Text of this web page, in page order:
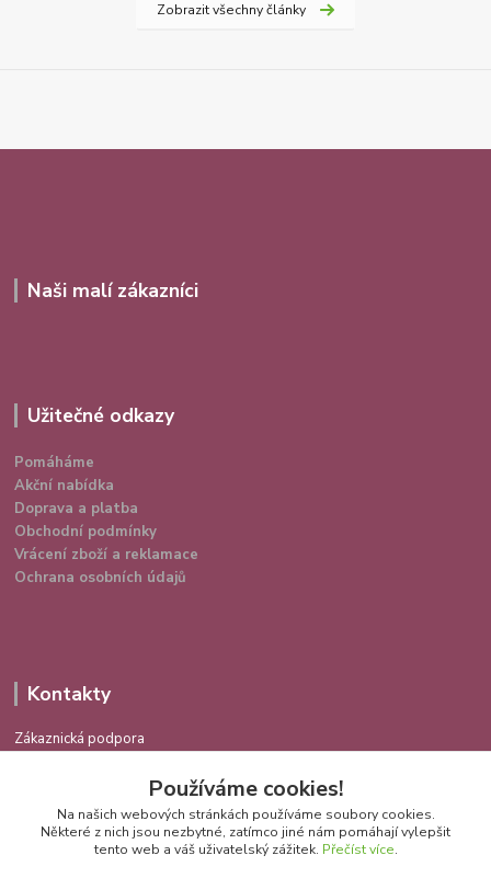
Zobrazit všechny články
Naši malí zákazníci
Užitečné odkazy
Pomáháme
Akční nabídka
Doprava a platba
Obchodní podmínky
Vrácení zboží a reklamace
Ochrana osobních údajů
Kontakty
Zákaznická podpora
info@spokojenakocka.cz
Používáme cookies!
Na našich webových stránkách používáme soubory cookies.
Některé z nich jsou nezbytné, zatímco jiné nám pomáhají vylepšit
tento web a váš uživatelský zážitek. Přečíst více.